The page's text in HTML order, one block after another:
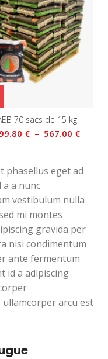
70 sacs de 15 kg
€ – 567.00 €
phasellus eget ad
a nunc
vestibulum nulla
mi montes
gravida per
nisi condimentum
ante fermentum
id a adipiscing
arcu est